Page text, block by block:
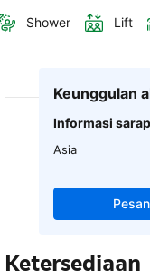
Shower Lift
Keunggulan
Informasi
Asia
Ketersediaan